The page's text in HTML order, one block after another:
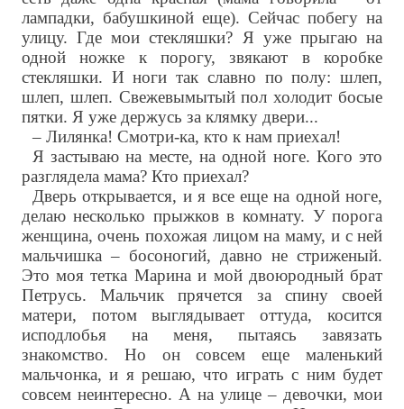
лампадки, бабушкиной еще). Сейчас побегу на
улицу. Где мои стекляшки? Я уже прыгаю на
одной ножке к порогу, звякают в коробке
стекляшки. И ноги так славно по полу: шлеп,
шлеп, шлеп. Свежевымытый пол холодит босые
пятки. Я уже держусь за клямку двери...
– Лилянка! Смотри-ка, кто к нам приехал!
Я застываю на месте, на одной ноге. Кого это
разглядела мама? Кто приехал?
Дверь открывается, и я все еще на одной ноге,
делаю несколько прыжков в комнату. У порога
женщина, очень похожая лицом на маму, и с ней
мальчишка – босоногий, давно не стриженый.
Это моя тетка Марина и мой двоюродный брат
Петрусь. Мальчик прячется за спину своей
матери, потом выглядывает оттуда, косится
исподлобья на меня, пытаясь завязать
знакомство. Но он совсем еще маленький
мальчонка, и я решаю, что играть с ним будет
совсем неинтересно. А на улице – девочки, мои